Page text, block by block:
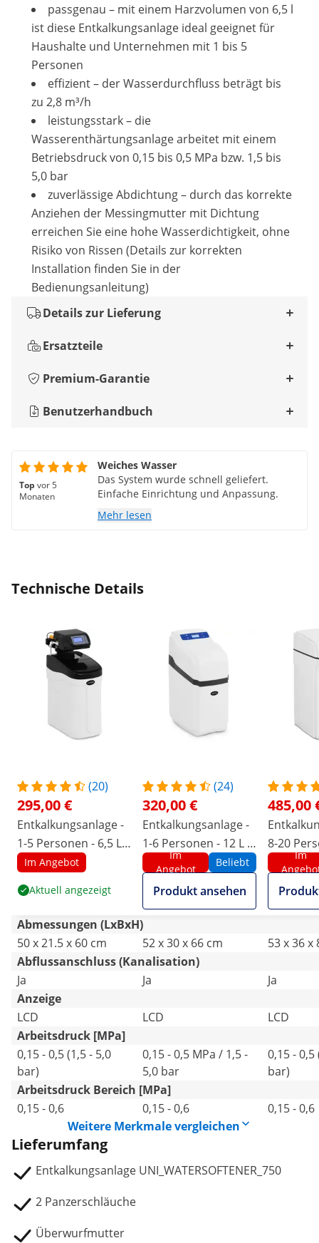
passgenau – mit einem Harzvolumen von 6,5 l
ist diese Entkalkungsanlage ideal geeignet für
Haushalte und Unternehmen mit 1 bis 5
Personen
effizient – der Wasserdurchfluss beträgt bis
zu 2,8 m³/h
leistungsstark – die
Wasserenthärtungsanlage arbeitet mit einem
Betriebsdruck von 0,15 bis 0,5 MPa bzw. 1,5 bis
5,0 bar
zuverlässige Abdichtung – durch das korrekte
Anziehen der Messingmutter mit Dichtung
erreichen Sie eine hohe Wasserdichtigkeit, ohne
Risiko von Rissen (Details zur korrekten
Installation finden Sie in der
Bedienungsanleitung)
Details zur Lieferung
Ersatzteile
Premium-Garantie
Benutzerhandbuch
Top vor 5
Monaten
Weiches Wasser
Das System wurde schnell geliefert.
Einfache Einrichtung und Anpassung.
Mehr lesen
Technische Details
(20)
295,00 €
Entkalkungsanlage -
1-5 Personen - 6,5 L -
1,4-2,8 m³/h
Im Angebot
Aktuell angezeigt
(24)
320,00 €
Entkalkungsanlage -
1-6 Personen - 12 L -
1,4-2,6 m³/h
Im
Angebot
Beliebt
Produkt ansehen
485,00
8-20
- 2,4-4,0
Im
Abmessungen (LxBxH)
50 x 21.5 x 60 cm
52 x 30 x 66 cm
53 x 36 x
Abflussanschluss (Kanalisation)
Ja
Ja
Ja
Anzeige
LCD
LCD
LCD
Arbeitsdruck [MPa]
0,15 - 0,5 (1,5 - 5,0
bar)
0,15 - 0,5 MPa / 1,5 -
5,0 bar
0,15 - 0,5
bar)
Arbeitsdruck Bereich [MPa]
0,15 - 0,6
0,15 - 0,6
0,15 - 0,6
Weitere Merkmale vergleichen
Lieferumfang
Entkalkungsanlage UNI_WATERSOFTENER_750
2 Panzerschläuche
Überwurfmutter